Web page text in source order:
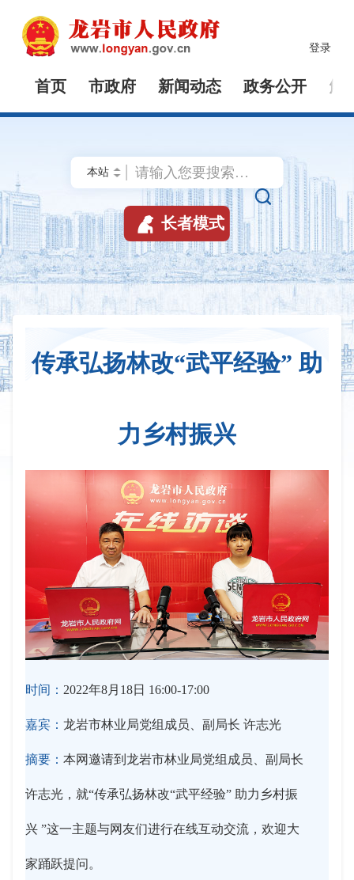
登录
首页 市政府 新闻动态 政务公开 解

 长者模式
传承弘扬林改“武平经验” 助
力乡村振兴
时间： 2022年8月18日 16:00-17:00
嘉宾： 龙岩市林业局党组成员、副局长 许志光
摘要： 本网邀请到龙岩市林业局党组成员、副局长
许志光，就“传承弘扬林改“武平经验” 助力乡村振
兴 ”这一主题与网友们进行在线互动交流，欢迎大
家踊跃提问。